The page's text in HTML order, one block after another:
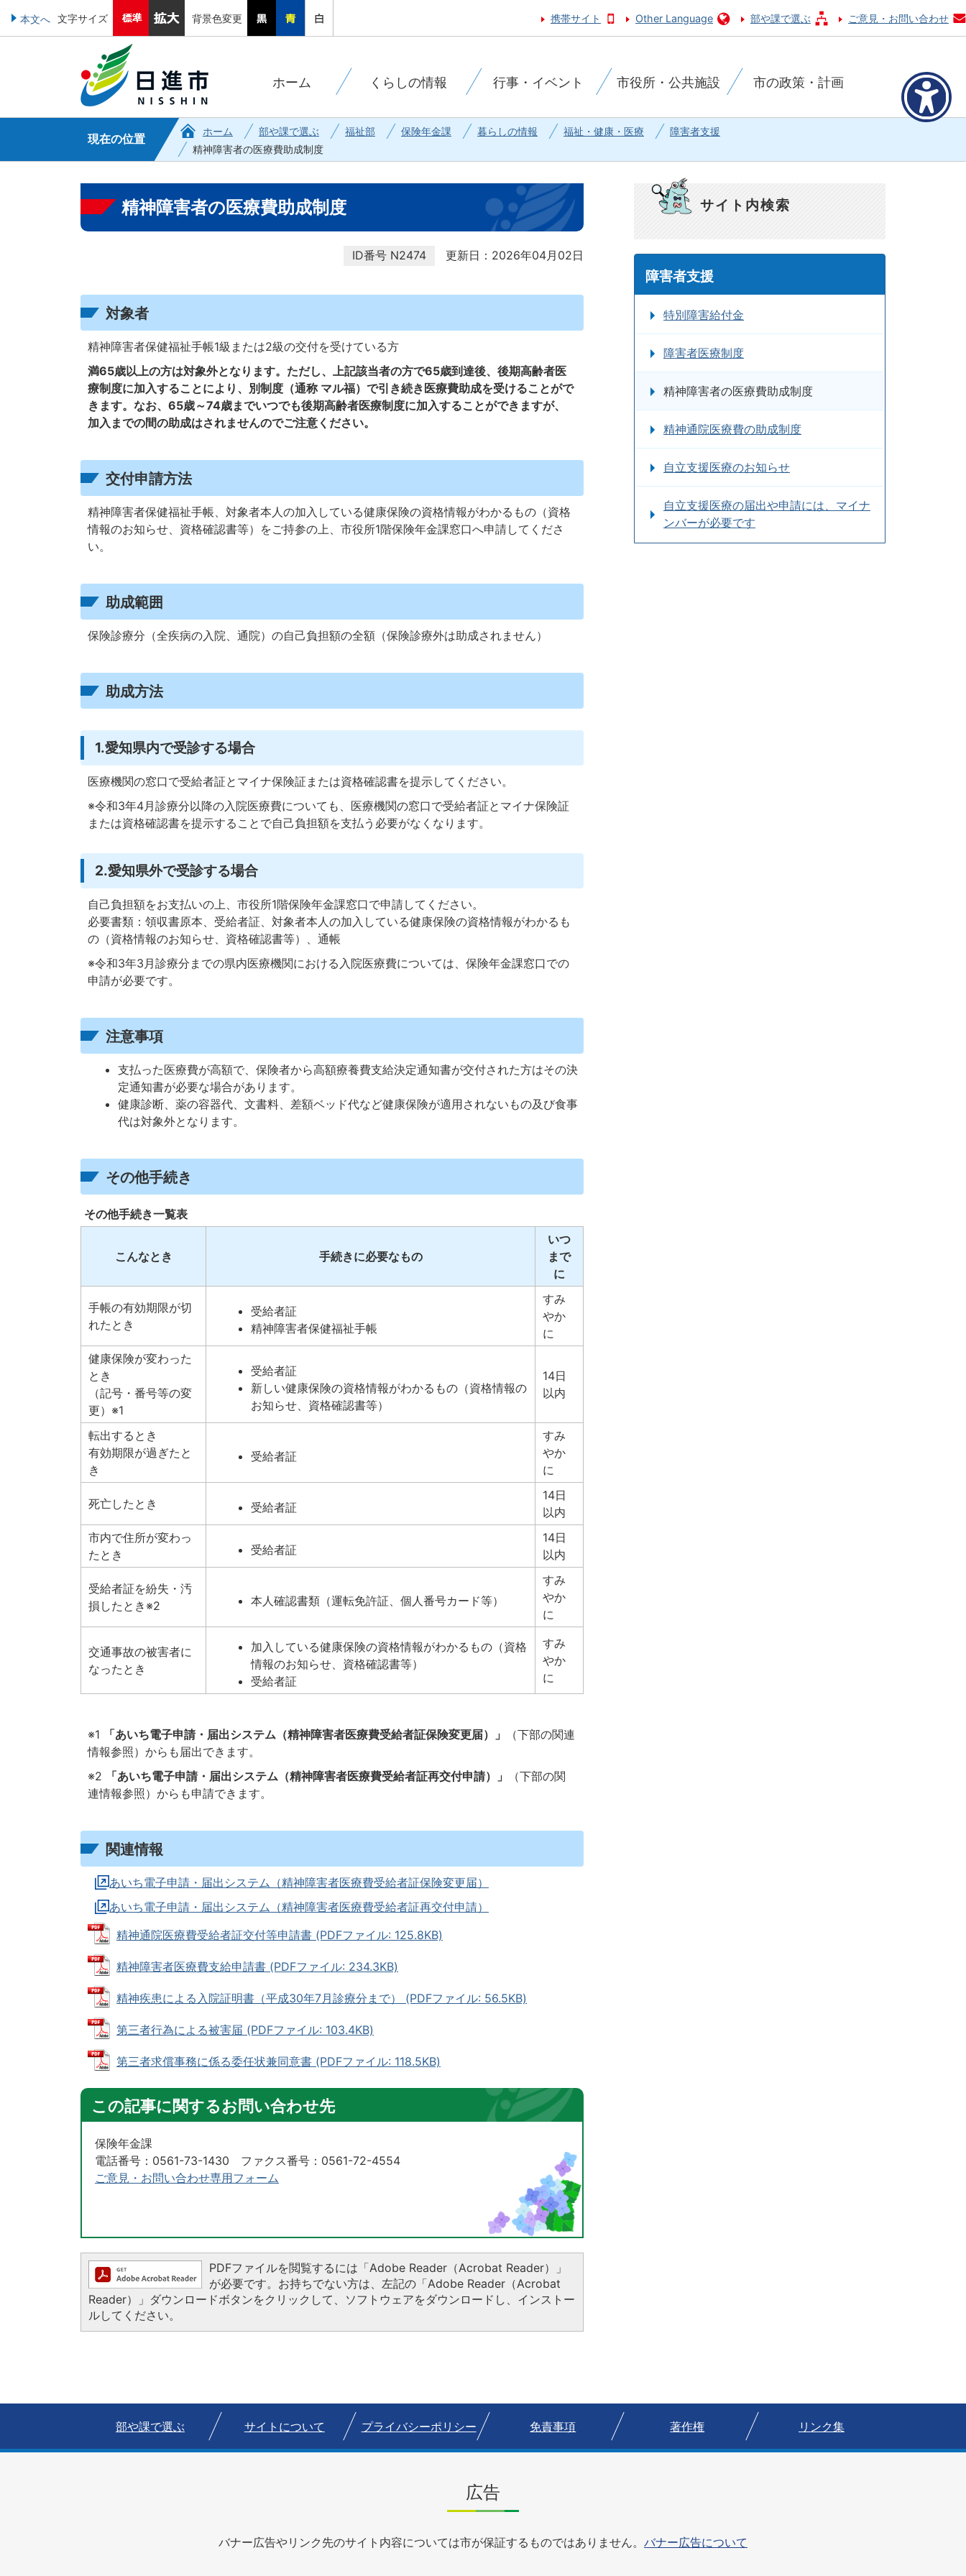
本文へ 文字サイズ 背景色変更 携帯サイト Other Language 部や課で選ぶ ご意見・お問い合わせ
ホーム くらしの情報 行事・イベント 市役所・公共施設 市の政策・計画
現在の位置
ホーム 部や課で選ぶ 福祉部 保険年金課 暮らしの情報 福祉・健康・医療
障害者支援
精神障害者の医療費助成制度
精神障害者の医療費助成制度
ID番号 N2474 更新日：2026年04月02日
対象者
精神障害者保健福祉手帳1級または2級の交付を受けている方
満65歳以上の方は対象外となります。ただし、上記該当者の方で65歳到達後、後期高齢者医
療制度に加入することにより、別制度（通称 マル福）で引き続き医療費助成を受けることがで
きます。なお、65歳～74歳までいつでも後期高齢者医療制度に加入することができますが、
加入までの間の助成はされませんのでご注意ください。
交付申請方法
精神障害者保健福祉手帳、対象者本人の加入している健康保険の資格情報がわかるもの（資格
情報のお知らせ、資格確認書等）をご持参の上、市役所1階保険年金課窓口へ申請してくださ
い。
助成範囲
保険診療分（全疾病の入院、通院）の自己負担額の全額（保険診療外は助成されません）
助成方法
1.愛知県内で受診する場合
医療機関の窓口で受給者証とマイナ保険証または資格確認書を提示してください。
※令和3年4月診療分以降の入院医療費についても、医療機関の窓口で受給者証とマイナ保険証
または資格確認書を提示することで自己負担額を支払う必要がなくなります。
2.愛知県外で受診する場合
自己負担額をお支払いの上、市役所1階保険年金課窓口で申請してください。
必要書類：領収書原本、受給者証、対象者本人の加入している健康保険の資格情報がわかるも
の（資格情報のお知らせ、資格確認書等）、通帳
※令和3年3月診療分までの県内医療機関における入院医療費については、保険年金課窓口での
申請が必要です。
注意事項
支払った医療費が高額で、保険者から高額療養費支給決定通知書が交付された方はその決
定通知書が必要な場合があります。
健康診断、薬の容器代、文書料、差額ベッド代など健康保険が適用されないもの及び食事
代は対象外となります。
その他手続き
その他手続き一覧表
こんなとき 手続きに必要なもの
いつ
まで
に
手帳の有効期限が切
れたとき
受給者証
精神障害者保健福祉手帳
すみ
やか
に
健康保険が変わった
とき
（記号・番号等の変
更）※1
受給者証
新しい健康保険の資格情報がわかるもの（資格情報の
お知らせ、資格確認書等）
14日
以内
転出するとき
有効期限が過ぎたと
き
受給者証
すみ
やか
に
死亡したとき 受給者証
14日
以内
市内で住所が変わっ
たとき
受給者証
14日
以内
受給者証を紛失・汚
損したとき※2
本人確認書類（運転免許証、個人番号カード等）
すみ
やか
に
交通事故の被害者に
なったとき
加入している健康保険の資格情報がわかるもの（資格
情報のお知らせ、資格確認書等）
受給者証
すみ
やか
に
※1 「あいち電子申請・届出システム（精神障害者医療費受給者証保険変更届）」
（下部の関連
情報参照）からも届出できます。
※2
「あいち電子申請・届出システム（精神障害者医療費受給者証再交付申請）」
（下部の関
連情報参照）からも申請できます。
関連情報
あいち電子申請・届出システム（精神障害者医療費受給者証保険変更届）
あいち電子申請・届出システム（精神障害者医療費受給者証再交付申請）
精神通院医療費受給者証交付等申請書 (PDFファイル: 125.8KB)
精神障害者医療費支給申請書 (PDFファイル: 234.3KB)
精神疾患による入院証明書（平成30年7月診療分まで） (PDFファイル: 56.5KB)
第三者行為による被害届 (PDFファイル: 103.4KB)
第三者求償事務に係る委任状兼同意書 (PDFファイル: 118.5KB)
この記事に関するお問い合わせ先
保険年金課
電話番号：0561-73-1430 ファクス番号：0561-72-4554
ご意見・お問い合わせ専用フォーム
PDFファイルを閲覧するには「Adobe Reader（Acrobat Reader）」
が必要です。お持ちでない方は、左記の「Adobe Reader（Acrobat
Reader）」ダウンロードボタンをクリックして、ソフトウェアをダウンロードし、インストー
ルしてください。
サイト内検索
障害者支援
特別障害給付金
障害者医療制度
精神障害者の医療費助成制度
精神通院医療費の助成制度
自立支援医療のお知らせ
自立支援医療の届出や申請には、マイナ
ンバーが必要です
部や課で選ぶ サイトについて プライバシーポリシー 免責事項 著作権 リンク集
広告
バナー広告やリンク先のサイト内容については市が保証するものではありません。 バナー広告について